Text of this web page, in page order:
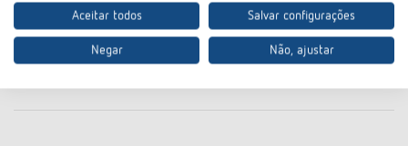
No cesto de documentos
Aceitar todos Salvar configurações
Negar Não, ajustar